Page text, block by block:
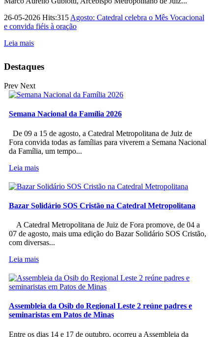
26-05-2026 Hits:315 Agosto: Catedral celebra o Mês Vocacional
e convida fiéis à oração
Leia mais
Destaques
Prev Next
Semana Nacional da Família 2026
De 09 a 15 de agosto, a Catedral Metropolitana de Juiz de
Fora convida todas as famílias para viverem a Semana Nacional
da Família, um tempo...
Leia mais
Bazar Solidário SOS Cristão na Catedral Metropolitana
A Catedral Metropolitana de Juiz de Fora promove, de 04 a
07 de agosto, mais uma edição do Bazar Solidário SOS Cristão,
com diversas...
Leia mais
Assembleia da Osib do Regional Leste 2 reúne padres e
seminaristas em Patos de Minas
Entre os dias 14 e 17 de outubro, ocorreu a Assembleia da